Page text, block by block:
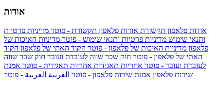
אודות
אודות פלאפון תקשורת אודות פלאפון תקשורת - פוטר מדיניות פרטיות
ותנאי שימוש מדיניות פרטיות ותנאי שימוש - פוטר מדיניות האיכות של
פלאפון מדיניות האיכות של פלאפון - פוטר הקוד האתי של פלאפון הקוד
האתי של פלאפון - פוטר חוק שכר שווה לעובדת ועובד חוק שכר שווה
לעובדת ועובד - פוטר אחריות תאגידית אחריות תאגידית - פוטר אמנת
שירות פלאפון אמנת שירות פלאפון - פוטר العربية العربية - פוטר